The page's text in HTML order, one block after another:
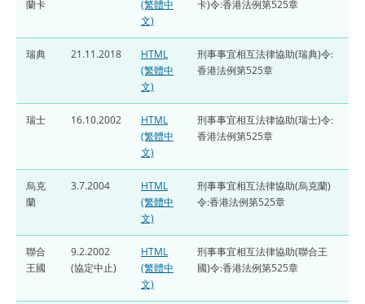
蘭卡
(繁體中
文)
卡)令:香港法例第525章
瑞典 21.11.2018
HTML
(繁體中
文)
刑事事宜相互法律協助(瑞典)令:
香港法例第525章
瑞士 16.10.2002
HTML
(繁體中
文)
刑事事宜相互法律協助(瑞士)令:
香港法例第525章
烏克
蘭
3.7.2004
HTML
(繁體中
文)
刑事事宜相互法律協助(烏克蘭)
令:香港法例第525章
聯合
王國
9.2.2002
(協定中止)
HTML
(繁體中
文)
刑事事宜相互法律協助(聯合王
國)令:香港法例第525章